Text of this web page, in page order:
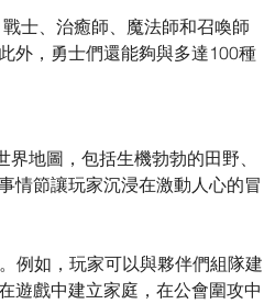
士、治癒師、魔法師和召喚師
外，勇士們還能夠與多達100種
地圖，包括生機勃勃的田野、
情節讓玩家沉浸在激動人心的冒
例如，玩家可以與夥伴們組隊建
遊戲中建立家庭，在公會圍攻中